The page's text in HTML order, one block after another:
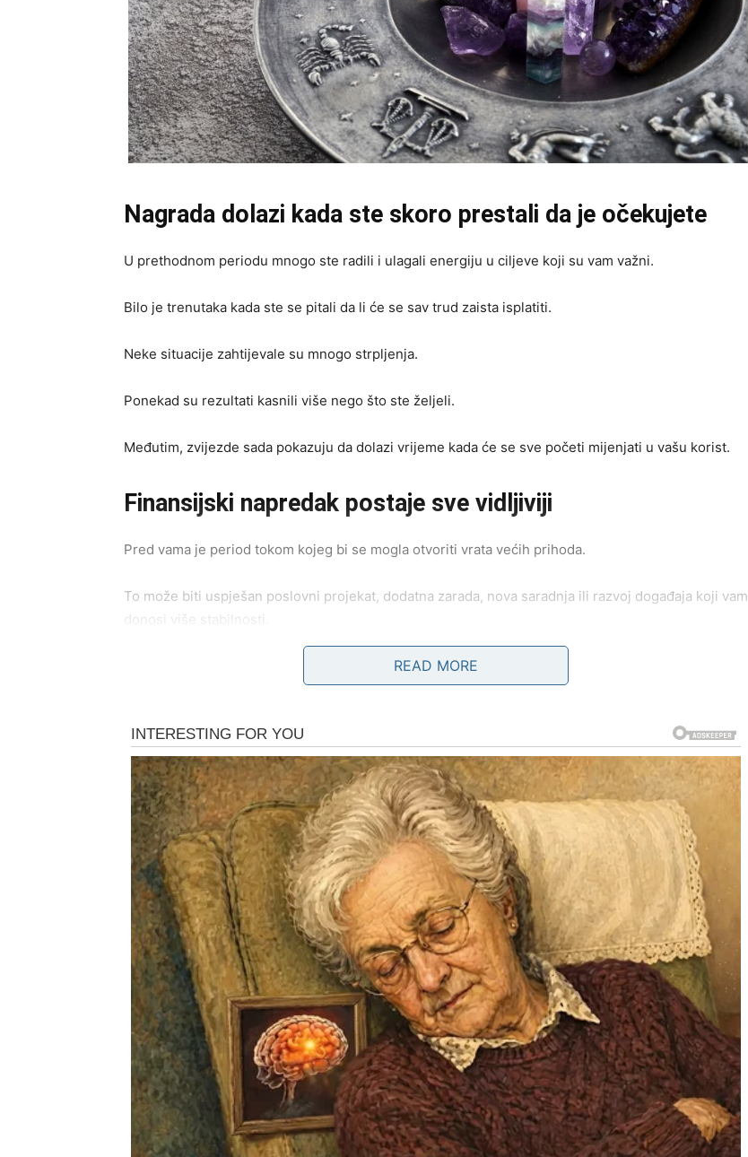
Nagrada dolazi kada ste skoro prestali da je očekujete
U prethodnom periodu mnogo ste radili i ulagali energiju u ciljeve koji su vam važni.
Bilo je trenutaka kada ste se pitali da li će se sav trud zaista isplatiti.
Neke situacije zahtijevale su mnogo strpljenja.
Ponekad su rezultati kasnili više nego što ste željeli.
Međutim, zvijezde sada pokazuju da dolazi vrijeme kada će se sve početi mijenjati u vašu korist.
Finansijski napredak postaje sve vidljiviji
Pred vama je period tokom kojeg bi se mogla otvoriti vrata većih prihoda.
To može biti uspješan poslovni projekat, dodatna zarada, nova saradnja ili razvoj događaja koji vam
donosi više stabilnosti.
Mnogi Strijelčevi će osjetiti da konačno mogu planirati budućnost sa mnogo više optimizma.
Jedna prilika mogla bi promijeniti mnogo toga
READ MORE